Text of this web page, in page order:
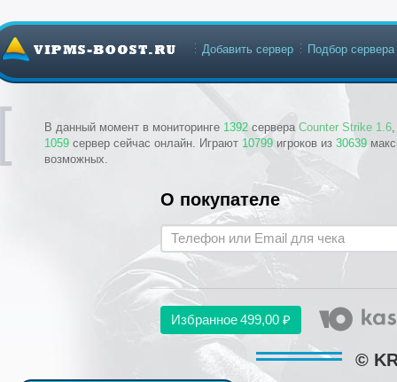
В данный момент в мониторинге 1392 сервера Counter Strike 1.6
1059 сервер сейчас онлайн. Играют 10799 игроков из 30639
возможных.
Добавить сервер Подбор сервера
О покупателе
Избранное499,00 ₽
©